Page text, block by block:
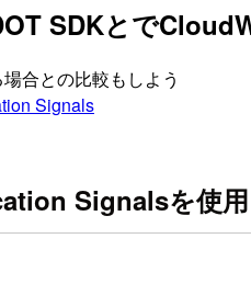
SDKとで
合との比較もしよう
Signals
Signalsを使